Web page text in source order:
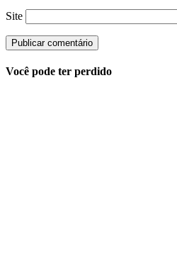
Site
Você pode ter perdido